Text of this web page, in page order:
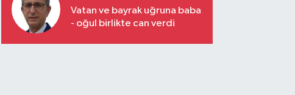
Vatan ve bayrak uğruna baba
- oğul birlikte can verdi